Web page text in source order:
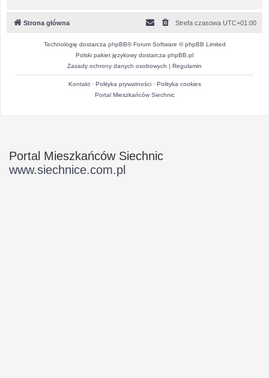
Strona główna Strefa czasowa UTC+01:00
Technologię dostarcza phpBB® Forum Software © phpBB Limited
Polski pakiet językowy dostarcza phpBB.pl
Zasady ochrony danych osobowych | Regulamin
Kontakt· Polityka prywatności· Polityka cookies
Portal Mieszkańców Siechnic
Portal Mieszkańców Siechnic
www.siechnice.com.pl